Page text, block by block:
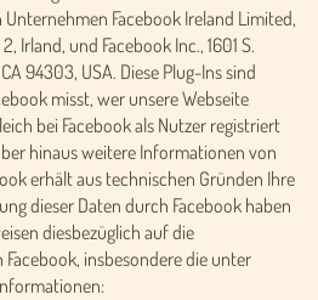
Facebook Ireland Limited,
Irland, und Facebook Inc., 1601 S.
94303, USA. Diese Plug-Ins sind
misst, wer unsere Webseite
bei Facebook als Nutzer registriert
hinaus weitere Informationen von
erhält aus technischen Gründen Ihre
dieser Daten durch Facebook haben
diesbezüglich auf die
insbesondere die unter